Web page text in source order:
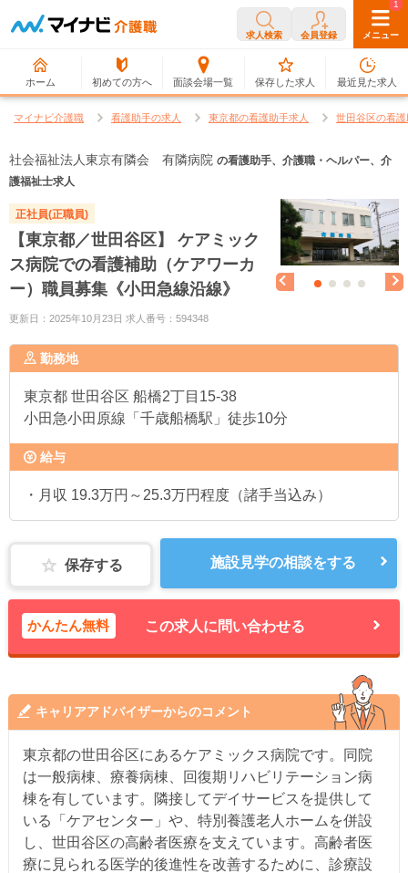
求人検索 会員登録 メニュー
ホーム 初めての方へ 面談会場一覧
0
保存した求人
1
最近見た求人
マイナビ介護職 看護助手の求人 東京都の看護助手求人 世田谷区の看
社会福祉法人東京有隣会 有隣病院 の看護助手、介護職・ヘルパー、介
護福祉士求人
正社員(正職員)
【東京都／世田谷区】 ケアミック
ス病院での看護補助（ケアワーカ
ー）職員募集《小田急線沿線》
更新日：2025年10月23日 求人番号：594348
勤務地
東京都 世田谷区 船橋2丁目15-38
小田急小田原線「千歳船橋駅」徒歩10分
給与
・月収 19.3万円～25.3万円程度（諸手当込み）
保存する 施設見学の相談をする
かんたん無料 この求人に問い合わせる
キャリアアドバイザーからのコメント
東京都の世田谷区にあるケアミックス病院です。同院
は一般病棟、療養病棟、回復期リハビリテーション病
棟を有しています。隣接してデイサービスを提供して
いる「ケアセンター」や、特別養護老人ホームを併設
し、世田谷区の高齢者医療を支えています。高齢者医
療に見られる医学的後進性を改善するために、診療設